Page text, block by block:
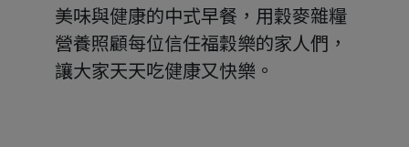
美味與健康的中式早餐，用穀麥雜糧
營養照顧每位信任福穀樂的家人們，
讓大家天天吃健康又快樂。